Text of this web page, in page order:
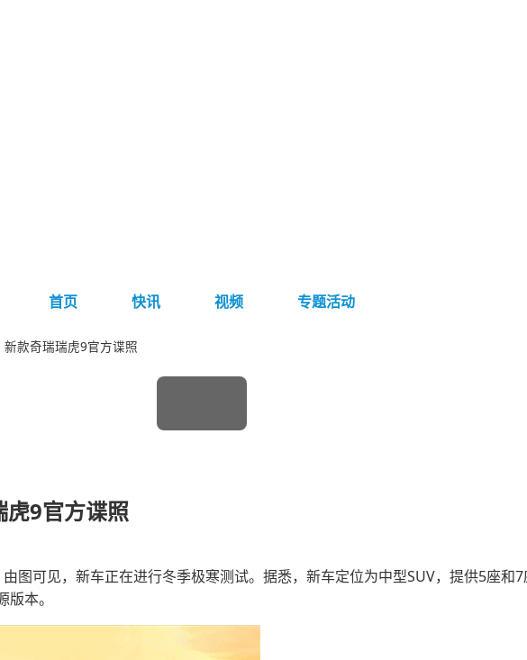
首页 快讯 视频 专题活动
款奇瑞瑞虎9官方谍照
虎9官方谍照
图可见，新车正在进行冬季极寒测试。据悉，新车定位为中型SUV，提供5座和
本。